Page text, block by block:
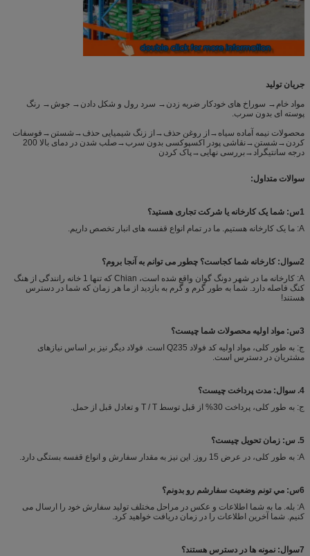
جریان تولید
مواد خام→ سوراخ های خودکار ضربه زدن→ سرد رول و شکل دادن→ جوش→ رنگ
پوسته ای بدون سرب.
محصولات نیمه آماده سیاه→از روغن حذف→از زنگ شیمیایی حذف→شستن→فوسفات
کردن→شستن→نقاشی پودر اکسپوکسی بدون سرب→صلب شدن در دمای بالا 200
درجه سانتیگراد→بررسی نهایی→پاک کردن
سوالات متداول:
1س: شما یک کارخانه یا شرکت تجاری هستید؟
A: ما یک کارخانه هستیم. ما در تمام انواع قفسه های انبار تخصص داریم.
2سوال: کارخانه شما کجاست؟ چطور می توانم به آنجا بروم؟
A: کارخانه ما در شهر دونگ گوان واقع شده است، Chian که تنها 1 خانه رانندگی از هنگ
کنگ فاصله دارد. شما به طور گرم و گرم به بازدید از ما هر زمان که شما در دسترس
هستند!
3س: مواد اولیه محصولات شما چیست؟
ج: به طور کلی، مواد اولیه کد فولاد Q235 است. فولاد دیگر نیز بر اساس نیازهای
مشتریان در دسترس است.
4. سوال: مدت پرداخت چیست؟
ج: به طور کلی، پرداخت 30% از قبل توسط T / T و تعادل قبل از حمل.
5. س: زمان تحویل چیست؟
A: به طور کلی، در عرض 15 روز. این نیز به مقدار سفارش و انواع قفسه بستگی دارد.
6س: مي تونم وضعيت سفارشم رو بدونم؟
A: بله. ما به شما اطلاعات و عکس در مراحل مختلف تولید سفارش خود را ارسال می
کنیم. شما آخرین اطلاعات را در زمان دریافت خواهید کرد.
7سوال: نمونه ها در دسترس هستند؟